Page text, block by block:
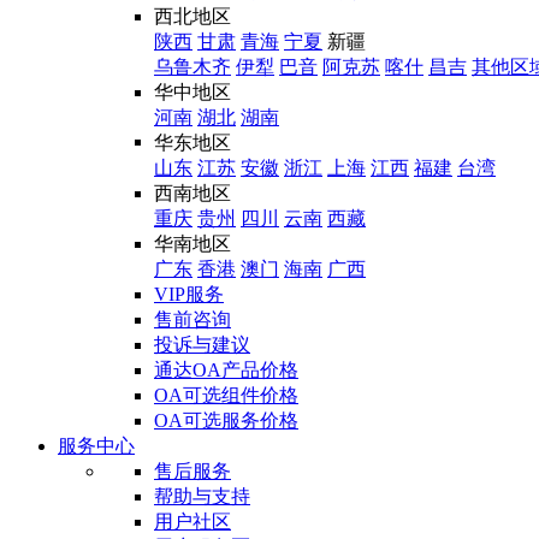
西北地区
陕西 甘肃 青海 宁夏 新疆
乌鲁木齐 伊犁 巴音 阿克苏 喀什 昌吉 其他区
华中地区
河南 湖北 湖南
华东地区
山东 江苏 安徽 浙江 上海 江西 福建 台湾
西南地区
重庆 贵州 四川 云南 西藏
华南地区
广东 香港 澳门 海南 广西
VIP服务
售前咨询
投诉与建议
通达OA产品价格
OA可选组件价格
OA可选服务价格
服务中心
售后服务
帮助与支持
用户社区